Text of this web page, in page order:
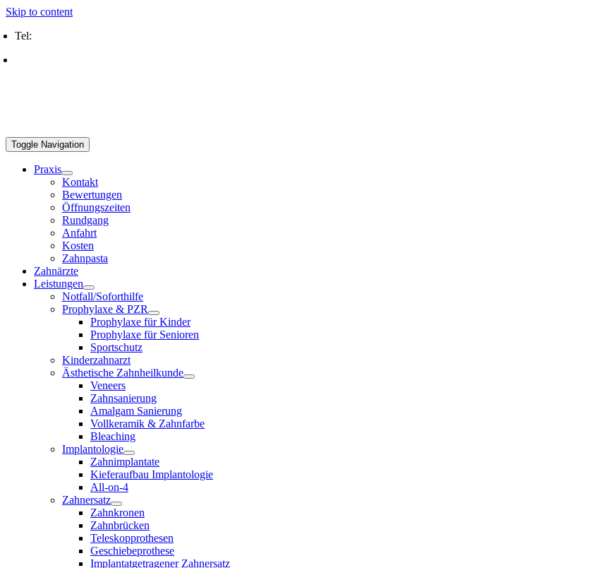
Skip to content
Tel:
Toggle Navigation
Praxis
Kontakt
Bewertungen
Öffnungszeiten
Rundgang
Anfahrt
Kosten
Zahnpasta
Zahnärzte
Leistungen
Notfall/Soforthilfe
Prophylaxe & PZR
Prophylaxe für Kinder
Prophylaxe für Senioren
Sportschutz
Kinderzahnarzt
Ästhetische Zahnheilkunde
Veneers
Zahnsanierung
Amalgam Sanierung
Vollkeramik & Zahnfarbe
Bleaching
Implantologie
Zahnimplantate
Kieferaufbau Implantologie
All-on-4
Zahnersatz
Zahnkronen
Zahnbrücken
Teleskopprothesen
Geschiebeprothese
Implantatgetragener Zahnersatz